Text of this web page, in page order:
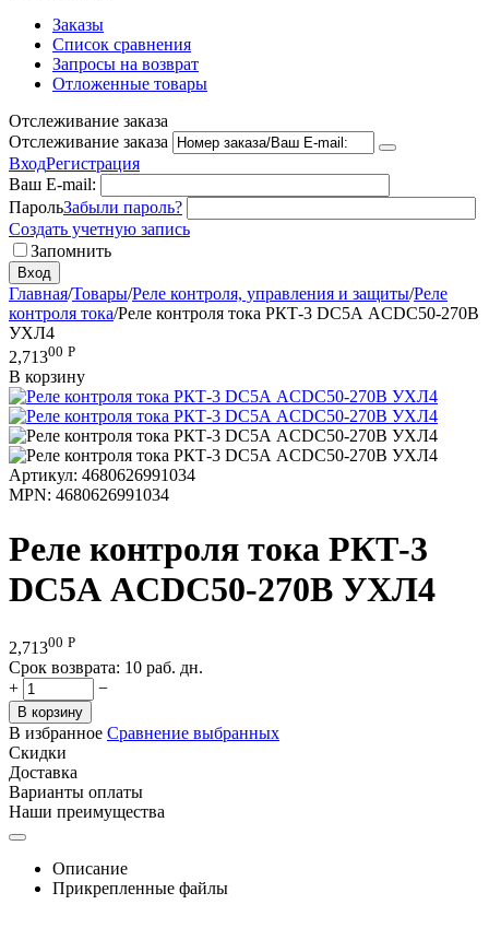
Заказы
Список сравнения
Запросы на возврат
Отложенные товары
Отслеживание заказа
Отслеживание заказа
ВходРегистрация
Ваш E-mail:
ПарольЗабыли пароль?
Создать учетную запись
Запомнить
Вход
Главная/Товары/Реле контроля, управления и защиты/Реле
контроля тока/Реле контроля тока РКТ-3 DC5А ACDC50-270В
УХЛ4
2,71300 Р
В корзину
Артикул: 4680626991034
MPN: 4680626991034
Реле контроля тока РКТ-3
DC5А ACDC50-270В УХЛ4
2,71300 Р
Срок возврата: 10 раб. дн.
+
−
В корзину
В избранное Сравнение выбранных
Скидки
Доставка
Варианты оплаты
Наши преимущества
Описание
Прикрепленные файлы